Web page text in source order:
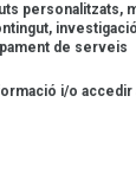
personalitzats,
de serveis
i/o accedir